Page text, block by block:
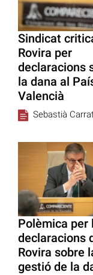
Sindicat
Rovira per
declaracions
la dana al
Valencià
Sebastià
Polèmica per
declaracions
Rovira sobre
gestió de la